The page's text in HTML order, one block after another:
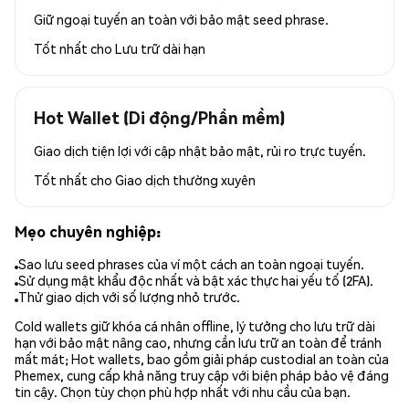
Giữ ngoại tuyến an toàn với bảo mật seed phrase.
Tốt nhất cho Lưu trữ dài hạn
Hot Wallet (Di động/Phần mềm)
Giao dịch tiện lợi với cập nhật bảo mật, rủi ro trực tuyến.
Tốt nhất cho Giao dịch thường xuyên
Mẹo chuyên nghiệp:
Sao lưu seed phrases của ví một cách an toàn ngoại tuyến.
Sử dụng mật khẩu độc nhất và bật xác thực hai yếu tố (2FA).
Thử giao dịch với số lượng nhỏ trước.
Cold wallets giữ khóa cá nhân offline, lý tưởng cho lưu trữ dài
hạn với bảo mật nâng cao, nhưng cần lưu trữ an toàn để tránh
mất mát; Hot wallets, bao gồm giải pháp custodial an toàn của
Phemex, cung cấp khả năng truy cập với biện pháp bảo vệ đáng
tin cậy. Chọn tùy chọn phù hợp nhất với nhu cầu của bạn.